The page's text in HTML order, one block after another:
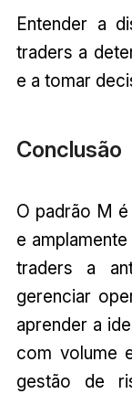
Entender a
traders a
e a tomar
Conclusão
O padrão M
e
traders a
gerenciar
aprender a
com volume
gestão de